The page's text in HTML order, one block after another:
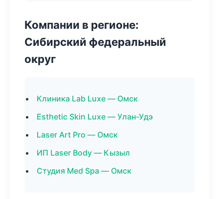
Компании в регионе:
Сибирский федеральный
округ
Клиника Lab Luxe — Омск
Esthetic Skin Luxe — Улан-Удэ
Laser Art Pro — Омск
ИП Laser Body — Кызыл
Студия Med Spa — Омск